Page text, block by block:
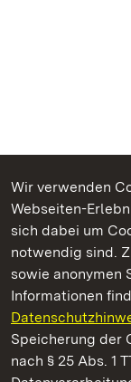
Wir verwenden
Webseiten-
sich dabei um
notwendig sind.
sowie anonymen
Informationen
Speicherung der
nach § 25 Abs. 1
Kommen.
Schloss Solitude
Staatliche